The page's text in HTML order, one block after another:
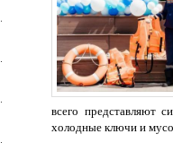
всего представляют
холодные ключи и